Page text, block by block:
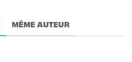
MÊME AUTEUR